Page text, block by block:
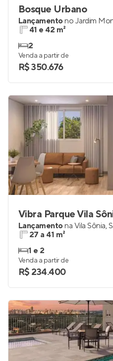
Bosque Urbano
Lançamentono Jardim
41 e 42 m²
2
Venda a partir de
R$ 350.676
Vibra Parque Vila
Lançamentona Vila Sônia,
27 a 41 m²
1 e 2
Venda a partir de
R$ 234.400